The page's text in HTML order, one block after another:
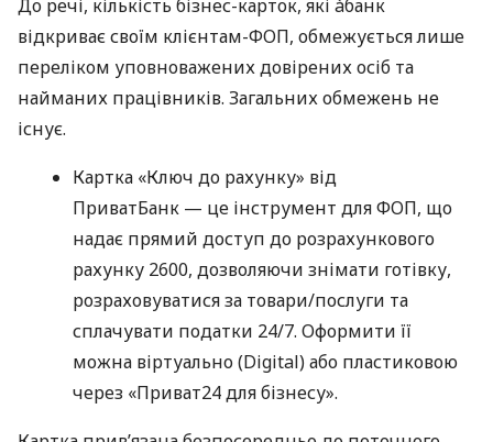
До речі, кількість бізнес-карток, які àбанк
відкриває своїм клієнтам-ФОП, обмежується лише
переліком уповноважених довірених осіб та
найманих працівників. Загальних обмежень не
існує.
Картка «Ключ до рахунку» від
ПриватБанк — це інструмент для ФОП, що
надає прямий доступ до розрахункового
рахунку 2600, дозволяючи знімати готівку,
розраховуватися за товари/послуги та
сплачувати податки 24/7. Оформити її
можна віртуально (Digital) або пластиковою
через «Приват24 для бізнесу».